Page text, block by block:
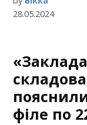
28.05.2024
філе по